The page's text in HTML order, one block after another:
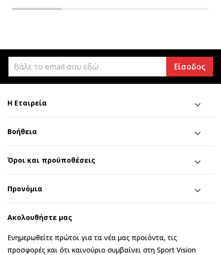
Είσοδος
Η Εταιρεία
Βοήθεια
Όροι και προϋποθέσεις
Προνόμια
Ακολουθήστε μας
Ενημερωθείτε πρώτοι για τα νέα μας προϊόντα, τις
προσφορές και ότι καινούριο συμβαίνει στη Sport Vision